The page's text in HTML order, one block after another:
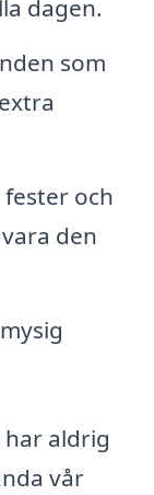
dagen.
som
fester och
den
har aldrig
vår